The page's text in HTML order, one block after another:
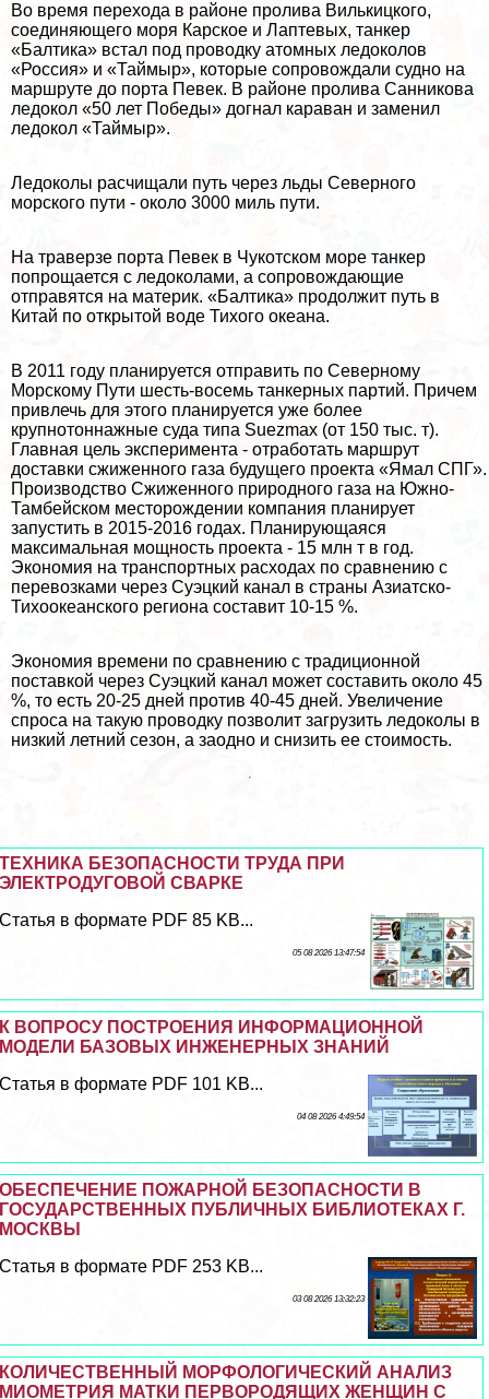
Во время перехода в районе пролива Вилькицкого,
соединяющего моря Карское и Лаптевых, танкер
«Балтика» встал под проводку атомных ледоколов
«Россия» и «Таймыр», которые сопровождали судно на
маршруте до порта Певек. В районе пролива Санникова
ледокол «50 лет Победы» догнал караван и заменил
ледокол «Таймыр».
Ледоколы расчищали путь через льды Северного
морского пути - около 3000 миль пути.
На траверзе порта Певек в Чукотском море танкер
попрощается с ледоколами, а сопровождающие
отправятся на материк. «Балтика» продолжит путь в
Китай по открытой воде Тихого океана.
В 2011 году планируется отправить по Северному
Морскому Пути шесть-восемь танкерных партий. Причем
привлечь для этого планируется уже более
крупнотоннажные суда типа Suezmax (от 150 тыс. т).
Главная цель эксперимента - отработать маршрут
доставки сжиженного газа будущего проекта «Ямал СПГ».
Производство Сжиженного природного газа на Южно-
Тамбейском месторождении компания планирует
запустить в 2015-2016 годах. Планирующаяся
максимальная мощность проекта - 15 млн т в год.
Экономия на трaнcпортных расходах по сравнению с
перевозками через Суэцкий канал в страны Азиатско-
Тихоокеанского региона составит 10-15 %.
Экономия времени по сравнению с традиционной
поставкой через Суэцкий канал может составить около 45
%, то есть 20-25 дней против 40-45 дней. Увеличение
спроса на такую проводку позволит загрузить ледоколы в
низкий летний сезон, а заодно и снизить ее стоимость.
ТЕХНИКА БЕЗОПАСНОСТИ ТРУДА ПРИ
ЭЛЕКТРОДУГОВОЙ СВАРКЕ
Статья в формате PDF 85 KB...
05 08 2026 13:47:54
К ВОПРОСУ ПОСТРОЕНИЯ ИНФОРМАЦИОННОЙ
МОДЕЛИ БАЗОВЫХ ИНЖЕНЕРНЫХ ЗНАНИЙ
Статья в формате PDF 101 KB...
04 08 2026 4:49:54
ОБЕСПЕЧЕНИЕ ПОЖАРНОЙ БЕЗОПАСНОСТИ В
ГОСУДАРСТВЕННЫХ ПУБЛИЧНЫХ БИБЛИОТЕКАХ Г.
МОСКВЫ
Статья в формате PDF 253 KB...
03 08 2026 13:32:23
КОЛИЧЕСТВЕННЫЙ МОРФОЛОГИЧЕСКИЙ АНАЛИЗ
МИОМЕТРИЯ МАТКИ ПЕРВОРОДЯЩИХ ЖЕНЩИН С